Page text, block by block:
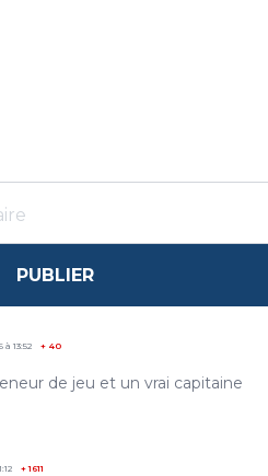
PUBLIER
à 13:52 + 40
de jeu et un vrai capitaine
+1611